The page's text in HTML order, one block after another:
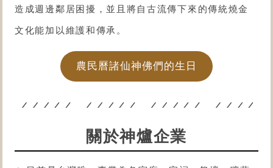
造成週邊鄰居困擾，並且將自古流傳下來的傳統燒金
文化能加以維護和傳承。
農民曆諸仙神佛們的生日
關於神爐企業